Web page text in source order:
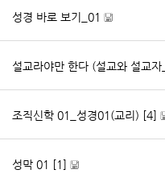
성경 바로 보기_01
[
일
]
설교라야만 한다 (설교와 설교
조직신학 01_성경01(교리) [4]
[
성막 01 [1]